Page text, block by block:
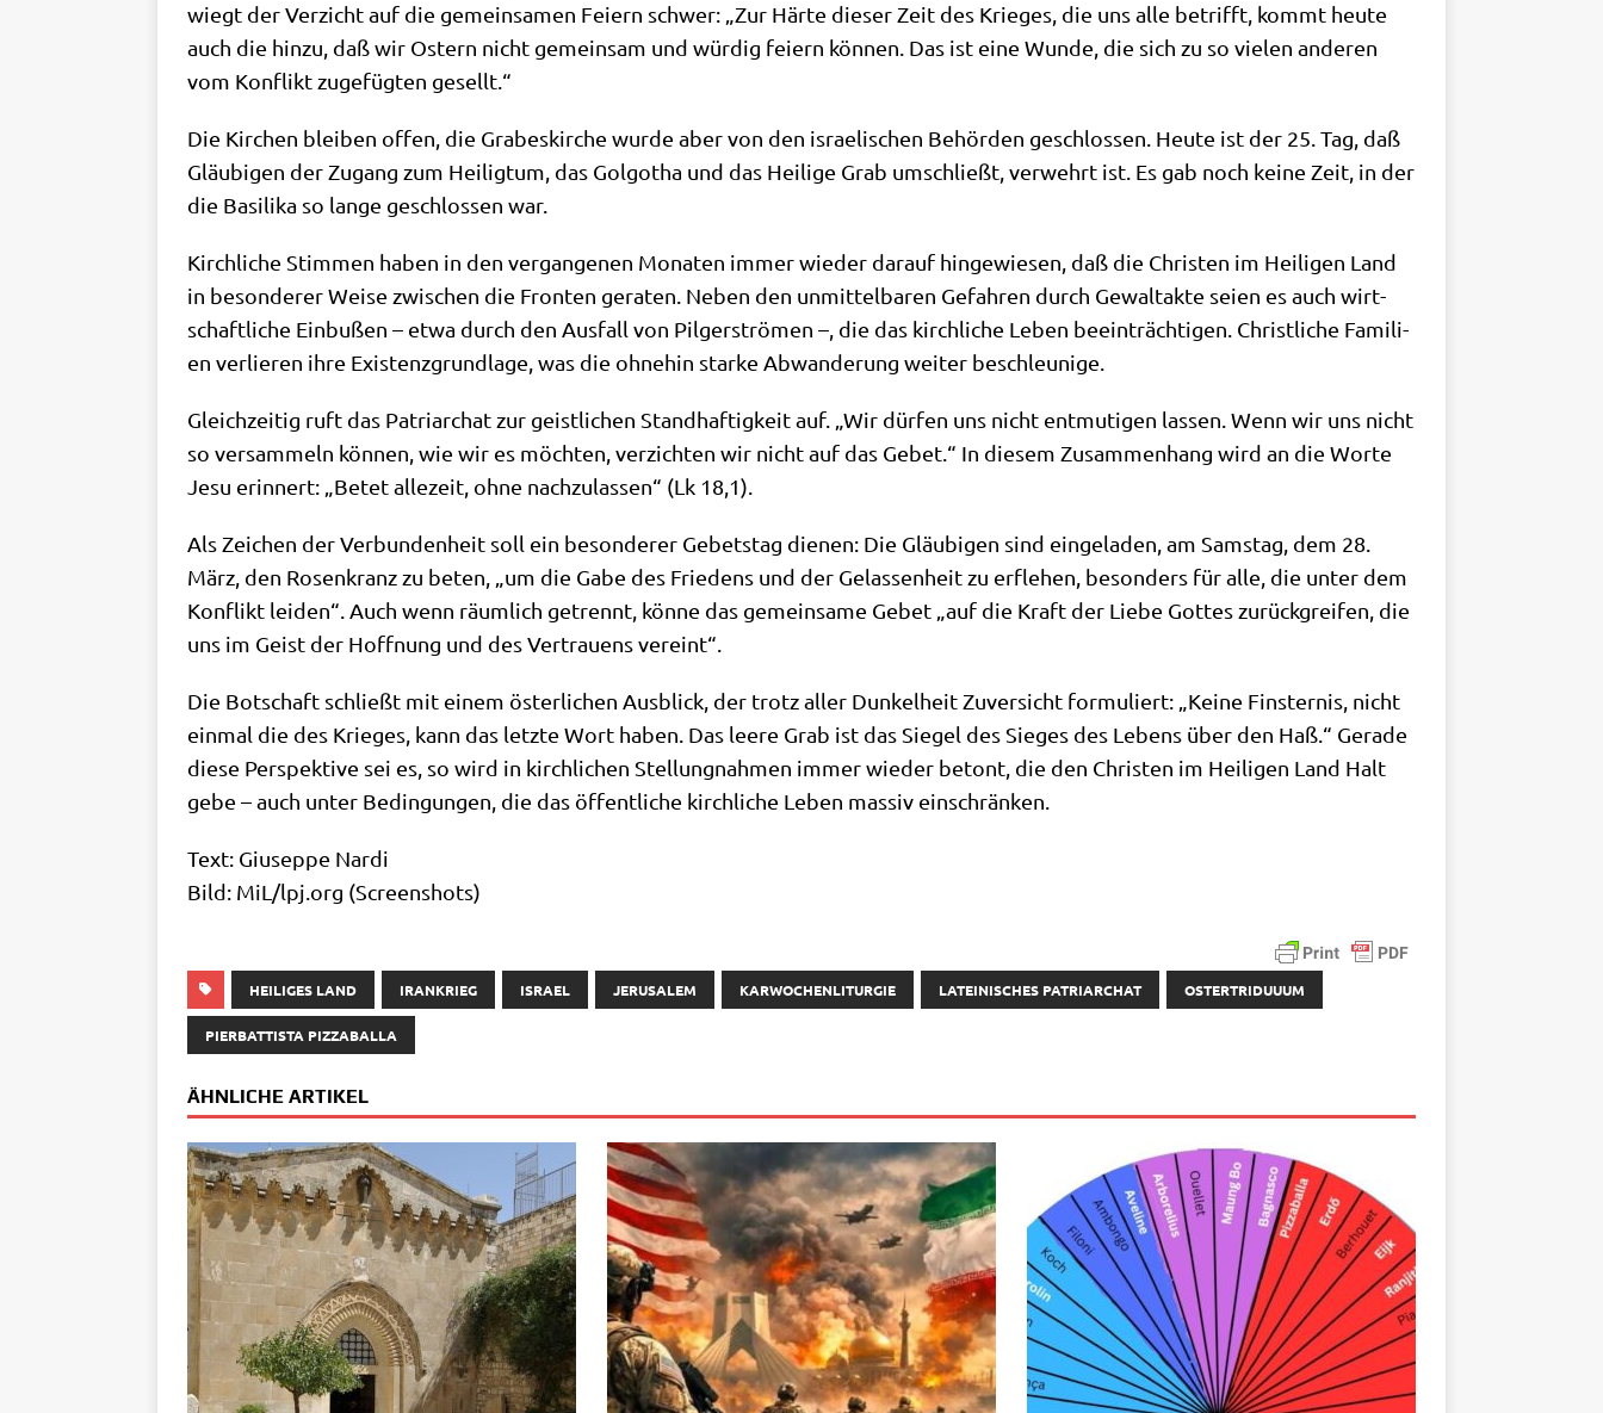
wiegt der Ver­zicht auf die gemein­sa­men Fei­ern schwer: „Zur Här­te die­ser Zeit des Krie­ges, die uns alle betrifft, kommt heu­te
auch die hin­zu, daß wir Ostern nicht gemein­sam und wür­dig fei­ern kön­nen. Das ist eine Wun­de, die sich zu so vie­len ande­ren
vom Kon­flikt zuge­füg­ten gesellt.“
Die Kir­chen blei­ben offen, die Gra­bes­kir­che wur­de aber von den israe­li­schen Behör­den geschlos­sen. Heu­te ist der 25. Tag, daß
Gläu­bi­gen der Zugang zum Hei­lig­tum, das Gol­go­tha und das Hei­li­ge Grab umschließt, ver­wehrt ist. Es gab noch kei­ne Zeit, in der
die Basi­li­ka so lan­ge geschlos­sen war.
Kirch­li­che Stim­men haben in den ver­gan­ge­nen Mona­ten immer wie­der dar­auf hin­ge­wie­sen, daß die Chri­sten im Hei­li­gen Land
in beson­de­rer Wei­se zwi­schen die Fron­ten gera­ten. Neben den unmit­tel­ba­ren Gefah­ren durch Gewalt­ak­te sei­en es auch wirt­
schaft­li­che Ein­bu­ßen – etwa durch den Aus­fall von Pil­ger­strö­men –, die das kirch­li­che Leben beein­träch­ti­gen. Christ­li­che Fami­li­
en ver­lie­ren ihre Exi­stenz­grund­la­ge, was die ohne­hin star­ke Abwan­de­rung wei­ter beschleunige.
Gleich­zei­tig ruft das Patri­ar­chat zur geist­li­chen Stand­haf­tig­keit auf. „Wir dür­fen uns nicht ent­mu­ti­gen las­sen. Wenn wir uns nicht
so ver­sam­meln kön­nen, wie wir es möch­ten, ver­zich­ten wir nicht auf das Gebet.“ In die­sem Zusam­men­hang wird an die Wor­te
Jesu erin­nert: „Betet alle­zeit, ohne nach­zu­las­sen“ (Lk 18,1).
Als Zei­chen der Ver­bun­den­heit soll ein beson­de­rer Gebets­tag die­nen: Die Gläu­bi­gen sind ein­ge­la­den, am Sams­tag, dem 28.
März, den Rosen­kranz zu beten, „um die Gabe des Frie­dens und der Gelas­sen­heit zu erfle­hen, beson­ders für alle, die unter dem
Kon­flikt lei­den“. Auch wenn räum­lich getrennt, kön­ne das gemein­sa­me Gebet „auf die Kraft der Lie­be Got­tes zurück­grei­fen, die
uns im Geist der Hoff­nung und des Ver­trau­ens vereint“.
Die Bot­schaft schließt mit einem öster­li­chen Aus­blick, der trotz aller Dun­kel­heit Zuver­sicht for­mu­liert: „Kei­ne Fin­ster­nis, nicht
ein­mal die des Krie­ges, kann das letz­te Wort haben. Das lee­re Grab ist das Sie­gel des Sie­ges des Lebens über den Haß.“ Gera­de
die­se Per­spek­ti­ve sei es, so wird in kirch­li­chen Stel­lung­nah­men immer wie­der betont, die den Chri­sten im Hei­li­gen Land Halt
gebe – auch unter Bedin­gun­gen, die das öffent­li­che kirch­li­che Leben mas­siv einschränken.
Text: Giu­sep­pe Nar­di
Bild: MiL/lpj.org (Screen­shots)
HEILIGES LAND IRANKRIEG ISRAEL JERUSALEM KARWOCHENLITURGIE LATEINISCHES PATRIARCHAT OSTERTRIDUUUM
PIERBATTISTA PIZZABALLA
ÄHNLICHE ARTIKEL